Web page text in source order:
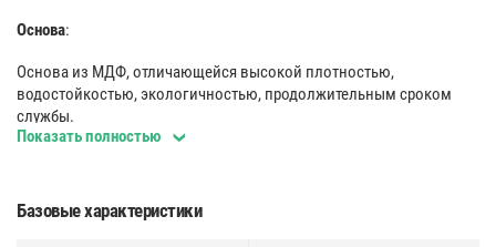
Основа:
Основа из МДФ, отличающейся высокой плотностью,
водостойкостью, экологичностью, продолжительным сроком
службы.
Декоративное покрытие с цифровой печатью. Отличается
высокой прочностью и химической стойкостью.
Показать полностью
Базовые характеристики